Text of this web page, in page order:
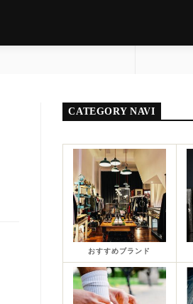
CATEGORY NAVI
おすすめブランド